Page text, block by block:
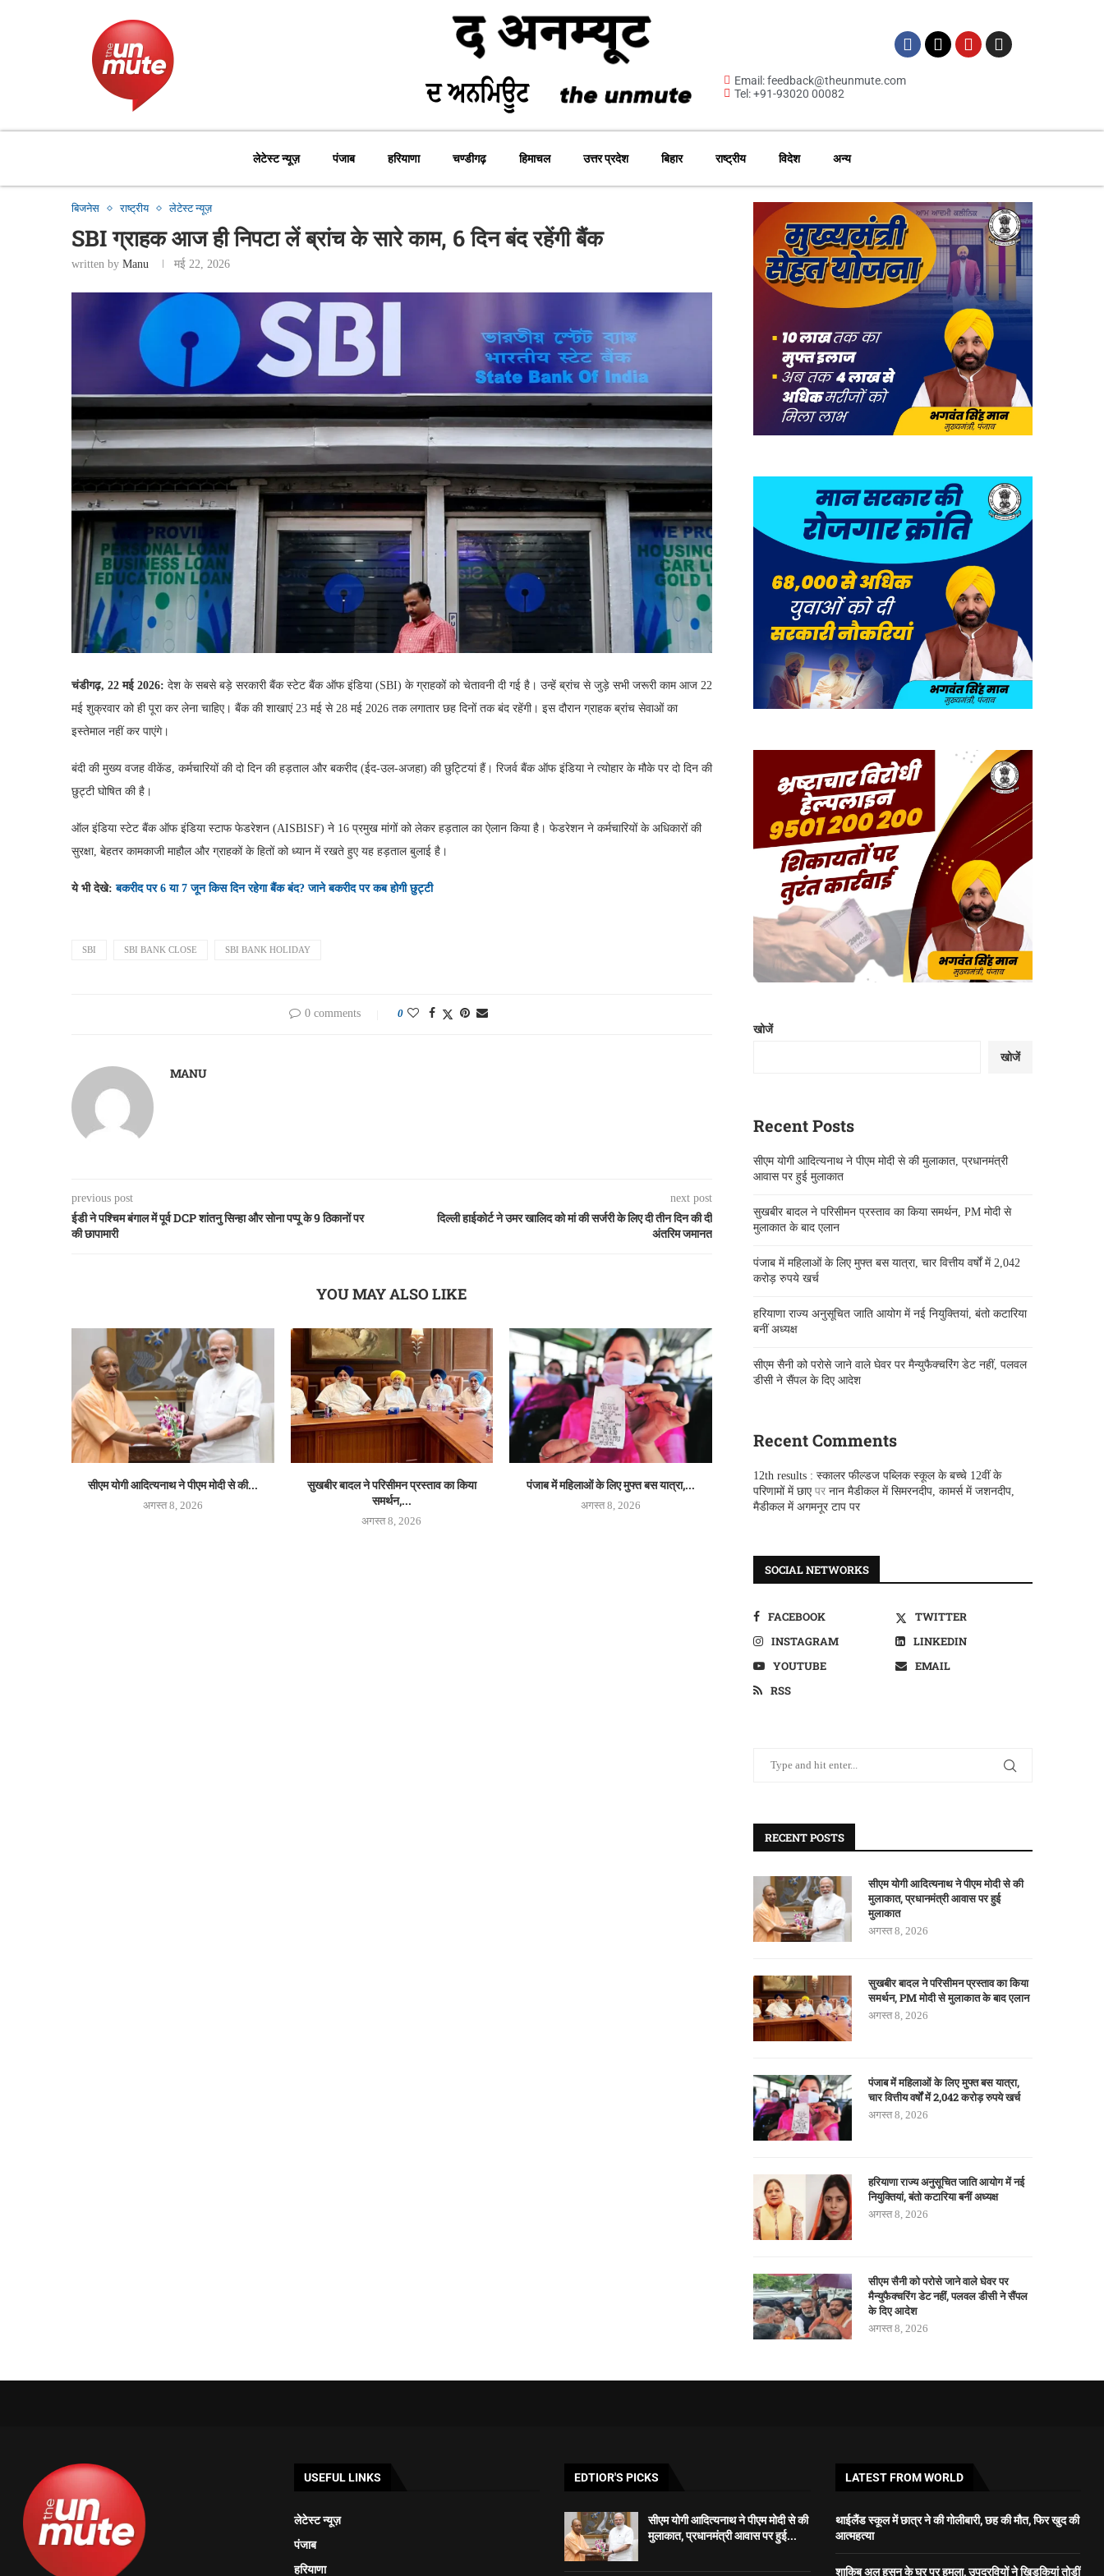
Email: feedback@theunmute.com
Tel: +91-93020 00082
लेटेस्ट न्यूज़ पंजाब हरियाणा चण्डीगढ़ हिमाचल उत्तर प्रदेश बिहार राष्ट्रीय विदेश अन्य
बिजनेस राष्ट्रीय लेटेस्ट न्यूज़
SBI ग्राहक आज ही निपटा लें ब्रांच के सारे काम, 6 दिन बंद रहेंगी बैंक
written by Manu मई 22, 2026
चंडीगढ़, 22 मई 2026: देश के सबसे बड़े सरकारी बैंक स्टेट बैंक ऑफ इंडिया (SBI) के ग्राहकों को चेतावनी दी गई है। उन्हें ब्रांच से जुड़े सभी जरूरी काम आज 22
मई शुक्रवार को ही पूरा कर लेना चाहिए। बैंक की शाखाएं 23 मई से 28 मई 2026 तक लगातार छह दिनों तक बंद रहेंगी। इस दौरान ग्राहक ब्रांच सेवाओं का
इस्तेमाल नहीं कर पाएंगे।
बंदी की मुख्य वजह वीकेंड, कर्मचारियों की दो दिन की हड़ताल और बकरीद (ईद-उल-अजहा) की छुट्टियां हैं। रिजर्व बैंक ऑफ इंडिया ने त्योहार के मौके पर दो दिन की
छुट्टी घोषित की है।
ऑल इंडिया स्टेट बैंक ऑफ इंडिया स्टाफ फेडरेशन (AISBISF) ने 16 प्रमुख मांगों को लेकर हड़ताल का ऐलान किया है। फेडरेशन ने कर्मचारियों के अधिकारों की
सुरक्षा, बेहतर कामकाजी माहौल और ग्राहकों के हितों को ध्यान में रखते हुए यह हड़ताल बुलाई है।
ये भी देखे:बकरीद पर 6 या 7 जून किस दिन रहेगा बैंक बंद? जाने बकरीद पर कब होगी छुट्टी
SBI SBI BANK CLOSE SBI BANK HOLIDAY
0 comments 0
MANU
previous post
ईडी ने पश्चिम बंगाल में पूर्व DCP शांतनु सिन्हा और सोना पप्पू के 9 ठिकानों पर
की छापामारी
next post
दिल्ली हाईकोर्ट ने उमर खालिद को मां की सर्जरी के लिए दी तीन दिन की दी
अंतरिम जमानत
YOU MAY ALSO LIKE
सीएम योगी आदित्यनाथ ने पीएम मोदी से की...
अगस्त 8, 2026
सुखबीर बादल ने परिसीमन प्रस्ताव का किया
समर्थन,...
अगस्त 8, 2026
पंजाब में महिलाओं के लिए मुफ्त बस यात्रा,...
अगस्त 8, 2026
खोजें
खोजें
Recent Posts
सीएम योगी आदित्यनाथ ने पीएम मोदी से की मुलाकात, प्रधानमंत्री
आवास पर हुई मुलाकात
सुखबीर बादल ने परिसीमन प्रस्ताव का किया समर्थन, PM मोदी से
मुलाकात के बाद एलान
पंजाब में महिलाओं के लिए मुफ्त बस यात्रा, चार वित्तीय वर्षों में 2,042
करोड़ रुपये खर्च
हरियाणा राज्य अनुसूचित जाति आयोग में नई नियुक्तियां, बंतो कटारिया
बनीं अध्यक्ष
सीएम सैनी को परोसे जाने वाले घेवर पर मैन्युफैक्चरिंग डेट नहीं, पलवल
डीसी ने सैंपल के दिए आदेश
Recent Comments
12th results : स्कालर फील्डज पब्लिक स्कूल के बच्चे 12वीं के
परिणामों में छाएपर नान मैडीकल में सिमरनदीप, कामर्स में जशनदीप,
मैडीकल में अगमनूर टाप पर
SOCIAL NETWORKS
FACEBOOK
TWITTER
INSTAGRAM
LINKEDIN
YOUTUBE
EMAIL
RSS
RECENT POSTS
सीएम योगी आदित्यनाथ ने पीएम मोदी से की
मुलाकात, प्रधानमंत्री आवास पर हुई
मुलाकात
अगस्त 8, 2026
सुखबीर बादल ने परिसीमन प्रस्ताव का किया
समर्थन, PM मोदी से मुलाकात के बाद एलान
अगस्त 8, 2026
पंजाब में महिलाओं के लिए मुफ्त बस यात्रा,
चार वित्तीय वर्षों में 2,042 करोड़ रुपये खर्च
अगस्त 8, 2026
हरियाणा राज्य अनुसूचित जाति आयोग में नई
नियुक्तियां, बंतो कटारिया बनीं अध्यक्ष
अगस्त 8, 2026
सीएम सैनी को परोसे जाने वाले घेवर पर
मैन्युफैक्चरिंग डेट नहीं, पलवल डीसी ने सैंपल
के दिए आदेश
अगस्त 8, 2026
USEFUL LINKS
लेटेस्ट न्यूज़
पंजाब
हरियाणा
EDTIOR'S PICKS
सीएम योगी आदित्यनाथ ने पीएम मोदी से की
मुलाकात, प्रधानमंत्री आवास पर हुई...
LATEST FROM WORLD
थाईलैंड स्कूल में छात्र ने की गोलीबारी, छह की मौत, फिर खुद की
आत्महत्या
शाकिब अल हसन के घर पर हमला, उपद्रवियों ने खिड़कियां तोड़ीं